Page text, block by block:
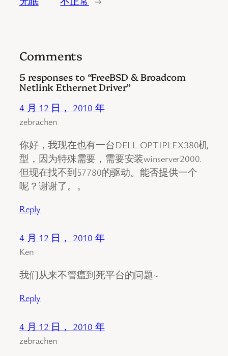
Comments
5 responses to “FreeBSD & Broadcom
Netlink Ethernet Driver”
4 月 12 日， 2010 年
zebrachen
你好，我现在也有一台DELL OPTIPLEX380机
型，因为特殊需要，需要安装winserver2000.
但现在找不到57780的驱动。能否提供一个
呢？谢谢了。。
Reply
4 月 12 日， 2010 年
Ken
我们从来不管瘟到死平台的问题~
Reply
4 月 12 日， 2010 年
zebrachen